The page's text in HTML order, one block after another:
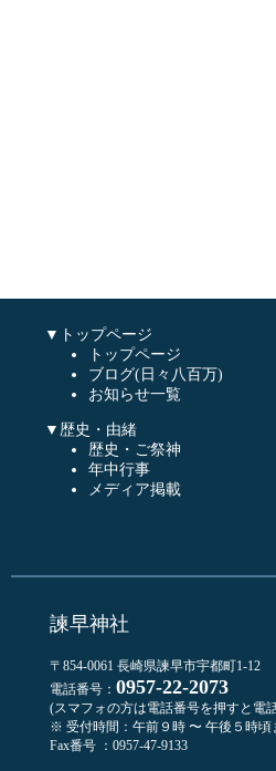
▼トップページ
トップページ
ブログ(日々八百万)
お知らせ一覧
▼歴史・由緒
歴史・ご祭神
年中行事
メディア掲載
諫早神社
〒854-0061 長崎県諫早市宇都町1-12
電話番号： 0957-22-2073
(スマフォの方は電話番号を押すと電
※ 受付時間：午前９時 〜 午後５時頃
Fax番号 ：0957-47-9133